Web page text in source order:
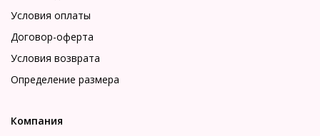
Условия оплаты
Договор-оферта
Условия возврата
Определение размера
Компания